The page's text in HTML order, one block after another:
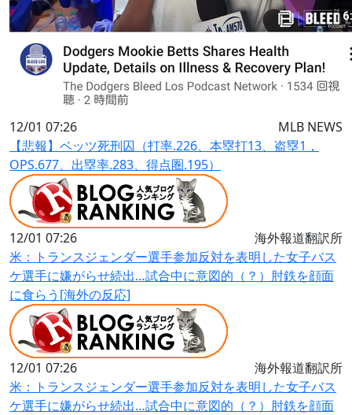
12/01 07:26
MLB NEWS
【悲報】ベッツ死刑囚（打率.226、本塁打13、盗塁1，
OPS.677、出塁率.283、得点圏.195）
12/01 07:26
海外報道翻訳所
米：トランスジェンダー選手参加反対を表明した女子バス
ケ選手に嫌がらせ続出…試合中に意図的（？）肘鉄を顔面
に食らう[海外の反応]
12/01 07:26
海外報道翻訳所
米：トランスジェンダー選手参加反対を表明した女子バス
ケ選手に嫌がらせ続出…試合中に意図的（？）肘鉄を顔面